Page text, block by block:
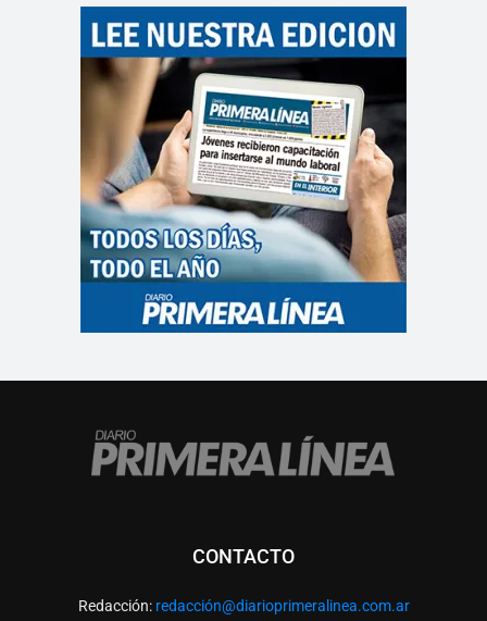
CONTACTO
Redacción: redacción@diarioprimeralinea.com.ar